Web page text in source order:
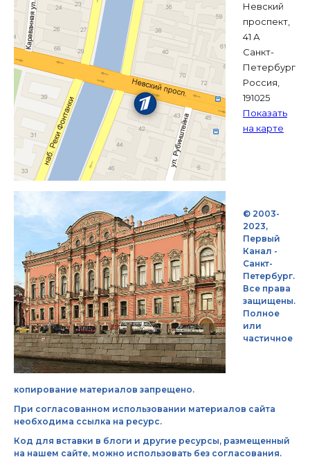
Невский
проспект,
41 А
Санкт-
Петербург
Россия,
191025
Показать
на карте
© 2003-
2023,
Первый
Канал -
Санкт-
Петербург.
Все права
защищены.
Полное
или
частичное
копирование материалов запрещено.
При согласованном использовании материалов сайта
необходима ссылка на ресурс.
Код для вставки в блоги и другие ресурсы, размещенный
на нашем сайте, можно использовать без согласования.